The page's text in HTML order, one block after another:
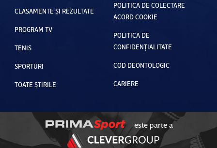
CLASAMENTE ȘI REZULTATE
PROGRAM TV
TENIS
SPORTURI
TOATE ȘTIRILE
POLITICA DE COLECTARE
ACORD COOKIE
POLITICA DE
CONFIDENȚIALITATE
COD DEONTOLOGIC
CARIERE
este parte a